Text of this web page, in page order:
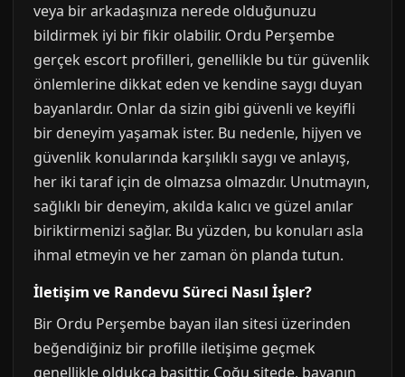
veya bir arkadaşınıza nerede olduğunuzu
bildirmek iyi bir fikir olabilir. Ordu Perşembe
gerçek escort profilleri, genellikle bu tür güvenlik
önlemlerine dikkat eden ve kendine saygı duyan
bayanlardır. Onlar da sizin gibi güvenli ve keyifli
bir deneyim yaşamak ister. Bu nedenle, hijyen ve
güvenlik konularında karşılıklı saygı ve anlayış,
her iki taraf için de olmazsa olmazdır. Unutmayın,
sağlıklı bir deneyim, akılda kalıcı ve güzel anılar
biriktirmenizi sağlar. Bu yüzden, bu konuları asla
ihmal etmeyin ve her zaman ön planda tutun.
İletişim ve Randevu Süreci Nasıl İşler?
Bir Ordu Perşembe bayan ilan sitesi üzerinden
beğendiğiniz bir profille iletişime geçmek
genellikle oldukça basittir. Çoğu sitede, bayanın